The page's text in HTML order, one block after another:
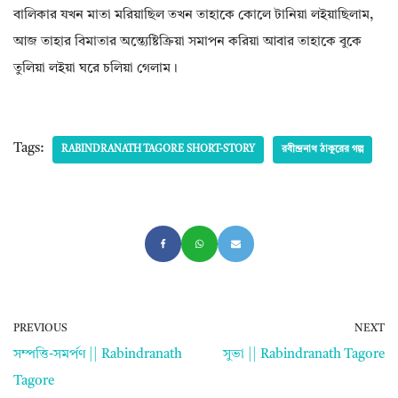
বালিকার যখন মাতা মরিয়াছিল তখন তাহাকে কোলে টানিয়া লইয়াছিলাম,
আজ তাহার বিমাতার অন্ত্যেষ্টিক্রিয়া সমাপন করিয়া আবার তাহাকে বুকে
তুলিয়া লইয়া ঘরে চলিয়া গেলাম।
Tags: RABINDRANATH TAGORE SHORT-STORY রবীন্দ্রনাথ ঠাকুরের গল্প
PREVIOUS
সম্পত্তি-সমর্পণ || Rabindranath
Tagore
NEXT
সুভা || Rabindranath Tagore